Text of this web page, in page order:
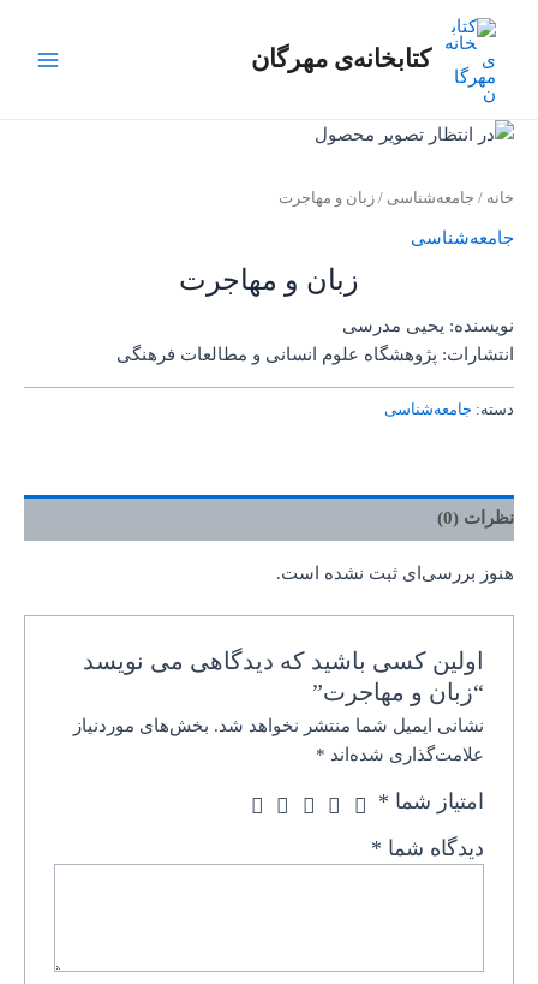
کتابخانه‌ی مهرگان
Menu
خانه / جامعه‌شناسی / زبان و مهاجرت
جامعه‌شناسی
زبان و مهاجرت
نویسنده: یحیی مدرسی
انتشارات: پژوهشگاه علوم انسانی و مطالعات فرهنگی
دسته: جامعه‌شناسی
نظرات (0)
هنوز بررسی‌ای ثبت نشده است.
اولین کسی باشید که دیدگاهی می نویسد
“زبان و مهاجرت”
نشانی ایمیل شما منتشر نخواهد شد. بخش‌های موردنیاز
علامت‌گذاری شده‌اند *
امتیاز شما *
دیدگاه شما *